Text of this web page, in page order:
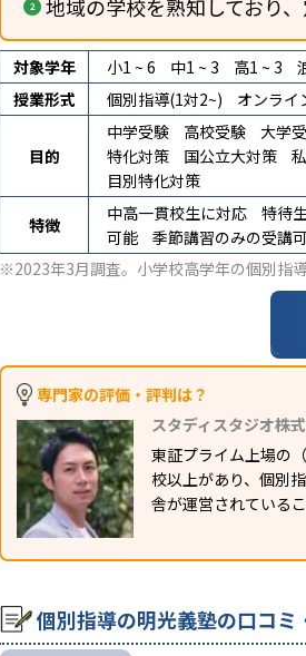
地域の学校を熟知しており
対象学年 小1 ~ 6 中1 ~ 3 高1 ~ 3
授業形式
個別指導(1対2~) オンライ
目的
中学受験 高校受験 大学
特化対策
国公立大対策
目別特化対策
特徴
中高一貫校生に対応 特待
可能
季節講習のみの受講可
※2023年3月調査。 小学校高学年の個別指
専門家の評価・評判は？
スタディスタジオ株
東証プライム上場の
校以上があり、個別
舎が運営されている
個別指導の明光義塾の口コミ